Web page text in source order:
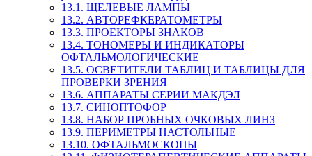
13.1. ЩЕЛЕВЫЕ ЛАМПЫ
13.2. АВТОРЕФКЕРАТОМЕТРЫ
13.3. ПРОЕКТОРЫ ЗНАКОВ
13.4. ТОНОМЕРЫ И ИНДИКАТОРЫ
ОФТАЛЬМОЛОГИЧЕСКИЕ
13.5. ОСВЕТИТЕЛИ ТАБЛИЦ И ТАБЛИЦЫ ДЛЯ
ПРОВЕРКИ ЗРЕНИЯ
13.6. АППАРАТЫ СЕРИИ МАКДЭЛ
13.7. СИНОПТОФОР
13.8. НАБОР ПРОБНЫХ ОЧКОВЫХ ЛИНЗ
13.9. ПЕРИМЕТРЫ НАСТОЛЬНЫЕ
13.10. ОФТАЛЬМОСКОПЫ